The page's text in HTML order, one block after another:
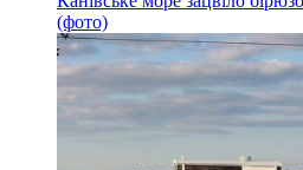
(фото)